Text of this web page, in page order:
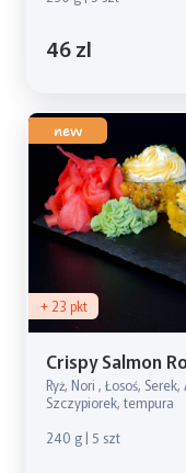
46 zl
new
+ 23 pkt
Crispy Salmon
Ryż, Nori , Łosoś,
Szczypiorek, tempura
240 g | 5 szt